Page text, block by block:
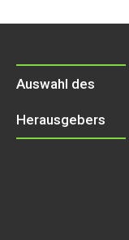
Auswahl des
Herausgebers